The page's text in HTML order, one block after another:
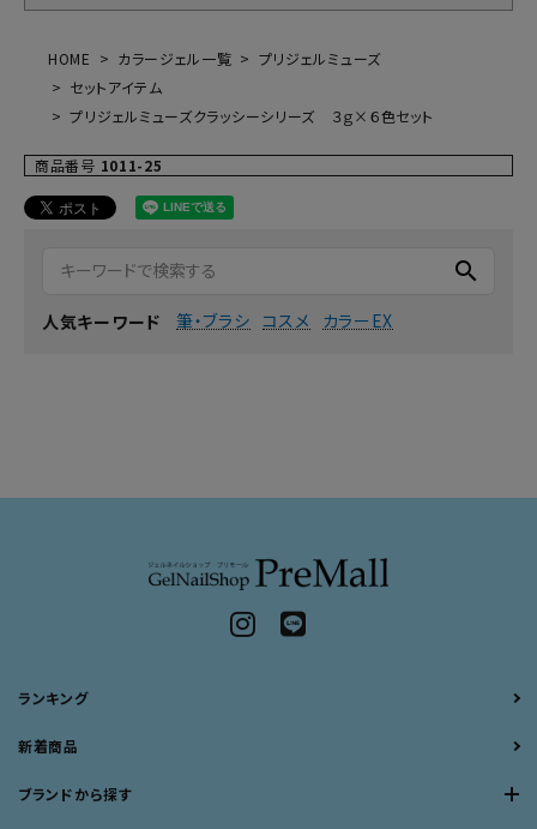
HOME カラージェル一覧
プリジェルミューズ
セットアイテム
プリジェルミューズクラッシーシリーズ ３ｇ×６色セット
商品番号 1011-25
search
人気キーワード 筆・ブラシ コスメ カラーEX
ランキング
新着商品
ブランドから探す